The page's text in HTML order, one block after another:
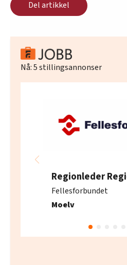
Om lag 10 prosent
jobben, samtidig er det
det er lite fokus på
Del artikkel
Nå:5stillingsannonser
Regionleder
Fellesforbundet
Moelv